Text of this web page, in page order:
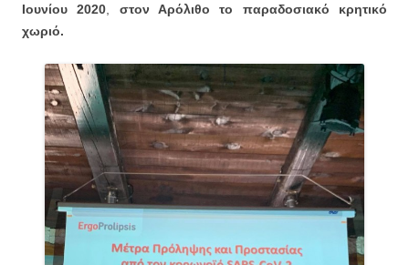
Ιουνίου 2020
στον Αρόλιθο το παραδοσιακό κρητικό
χωριό.